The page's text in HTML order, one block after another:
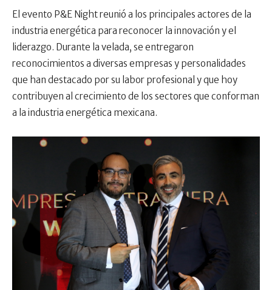
El evento P&E Night reunió a los principales actores de la
industria energética para reconocer la innovación y el
liderazgo. Durante la velada, se entregaron
reconocimientos a diversas empresas y personalidades
que han destacado por su labor profesional y que hoy
contribuyen al crecimiento de los sectores que conforman
a la industria energética mexicana.